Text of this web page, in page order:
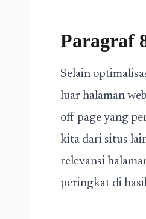
Paragraf
Selain
luar halaman
off-page yang
kita dari situs
relevansi
peringkat di